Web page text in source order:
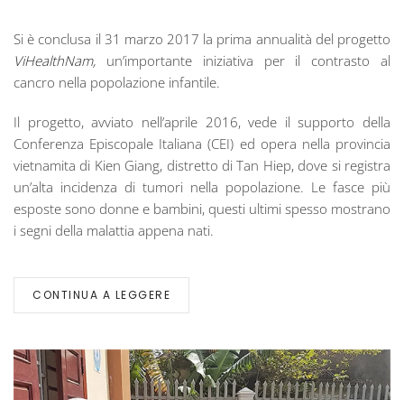
Si è conclusa il 31 marzo 2017 la prima annualità del progetto
ViHealthNam, un’importante iniziativa per il contrasto al
cancro nella popolazione infantile.
Il progetto, avviato nell’aprile 2016, vede il supporto della
Conferenza Episcopale Italiana (CEI) ed opera nella provincia
vietnamita di Kien Giang, distretto di Tan Hiep, dove si registra
un’alta incidenza di tumori nella popolazione. Le fasce più
esposte sono donne e bambini, questi ultimi spesso mostrano
i segni della malattia appena nati.
CONTINUA A LEGGERE